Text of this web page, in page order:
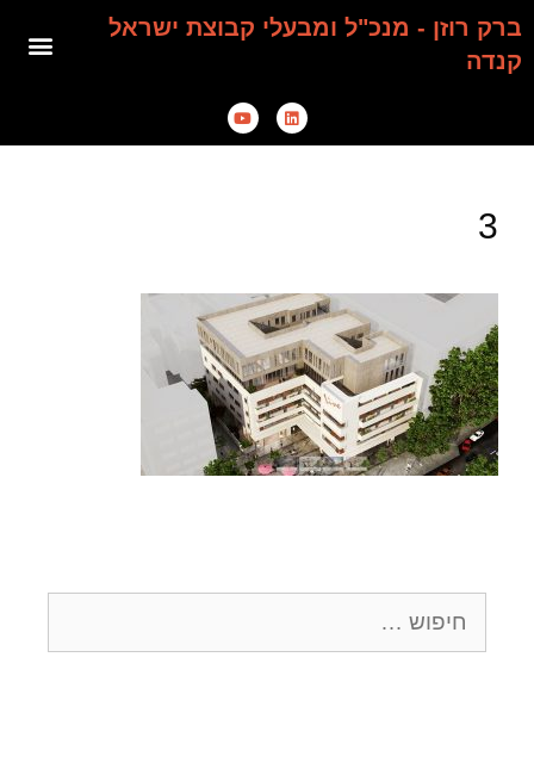
ברק רוזן - מנכ"ל ומבעלי קבוצת ישראל
קנדה
3